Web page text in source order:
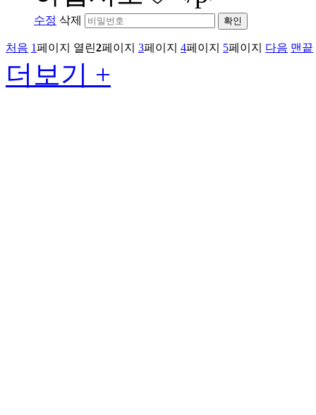
수정 삭제 확인
처음 1페이지 열린2페이지 3페이지 4페이지 5페이지 다음 맨끝
더보기 +